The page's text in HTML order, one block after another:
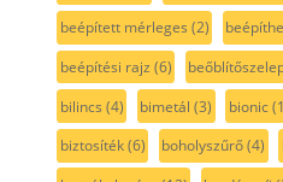
beépített mérleges (2)
beépítési rajz (6)
bilincs (4) bimetál (3) bionic
biztosíték(6) boholyszűrő(4)